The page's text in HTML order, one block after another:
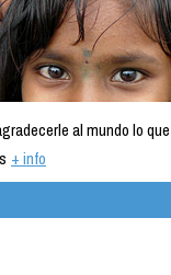
al mundo lo
+ info